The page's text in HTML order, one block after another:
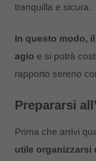
tranquilla e sicura.
In questo modo,
agio e si potrà
rapporto sereno
Prepararsi
Prima che arrivi
utile organizzarsi